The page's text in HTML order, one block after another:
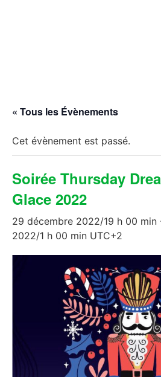
« Tous les Évènements
Cet évènement est passé.
Soirée Thursday
Glace 2022
29 décembre 2022/19 h 00 min
2022/1 h 00 min UTC+2